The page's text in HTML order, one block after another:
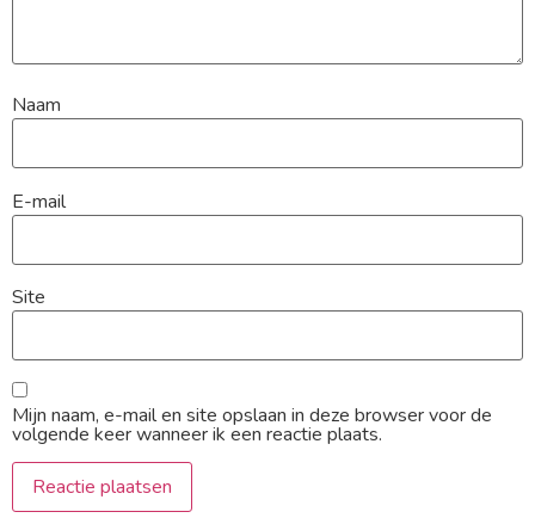
Naam
E-mail
Site
Mijn naam, e-mail en site opslaan in deze browser voor de
volgende keer wanneer ik een reactie plaats.